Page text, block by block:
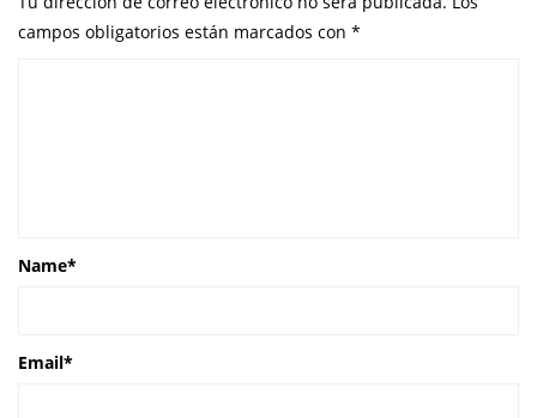
campos obligatorios están marcados con *
Name*
Email*